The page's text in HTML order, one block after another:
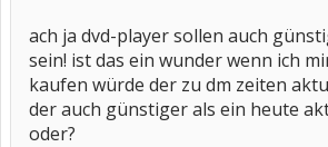
ach ja dvd-player sollen auch
sein! ist das ein wunder wenn ich
kaufen würde der zu dm zeiten
der auch günstiger als ein heute
oder?